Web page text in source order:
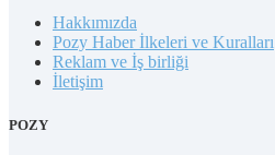
Hakkımızda
Pozy Haber İlkeleri ve Kuralları
Reklam ve İş birliği
İletişim
POZY